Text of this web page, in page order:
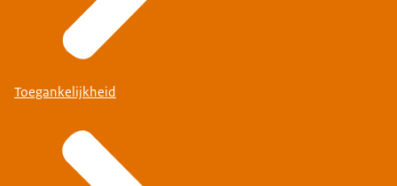
Toegankelijkheid